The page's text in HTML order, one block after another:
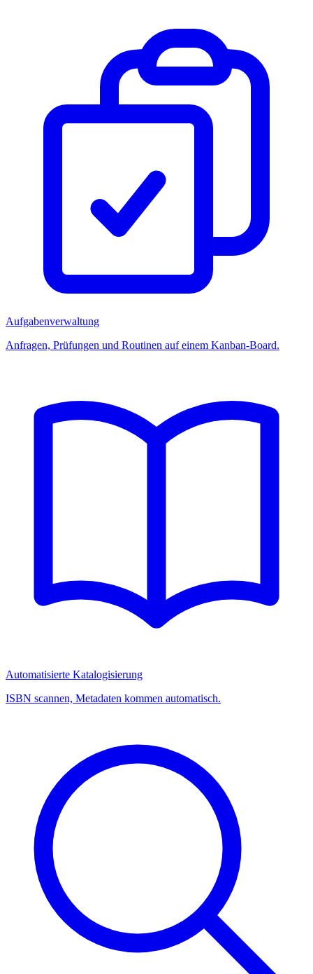
Aufgabenverwaltung
Anfragen, Prüfungen und Routinen auf einem Kanban-Board.
Automatisierte Katalogisierung
ISBN scannen, Metadaten kommen automatisch.